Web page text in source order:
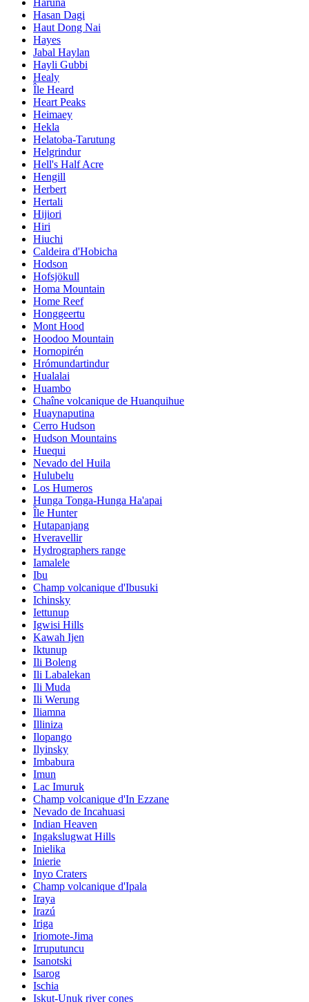
Hasan Dagi
Haut Dong Nai
Hayes
Jabal Haylan
Hayli Gubbi
Healy
Île Heard
Heart Peaks
Heimaey
Hekla
Helatoba-Tarutung
Helgrindur
Hell's Half Acre
Hengill
Herbert
Hertali
Hijiori
Hiri
Hiuchi
Caldeira d'Hobicha
Hodson
Hofsjökull
Homa Mountain
Home Reef
Honggeertu
Mont Hood
Hoodoo Mountain
Hornopirén
Hrómundartindur
Hualalai
Huambo
Chaîne volcanique de Huanquihue
Huaynaputina
Cerro Hudson
Hudson Mountains
Huequi
Nevado del Huila
Hulubelu
Los Humeros
Hunga Tonga-Hunga Ha'apai
Île Hunter
Hutapanjang
Hveravellir
Hydrographers range
Iamalele
Ibu
Champ volcanique d'Ibusuki
Ichinsky
Iettunup
Igwisi Hills
Kawah Ijen
Iktunup
Ili Boleng
Ili Labalekan
Ili Muda
Ili Werung
Iliamna
Illiniza
Ilopango
Ilyinsky
Imbabura
Imun
Lac Imuruk
Champ volcanique d'In Ezzane
Nevado de Incahuasi
Indian Heaven
Ingakslugwat Hills
Inielika
Inierie
Inyo Craters
Champ volcanique d'Ipala
Iraya
Irazú
Iriga
Iriomote-Jima
Irruputuncu
Isanotski
Isarog
Ischia
Iskut-Unuk river cones